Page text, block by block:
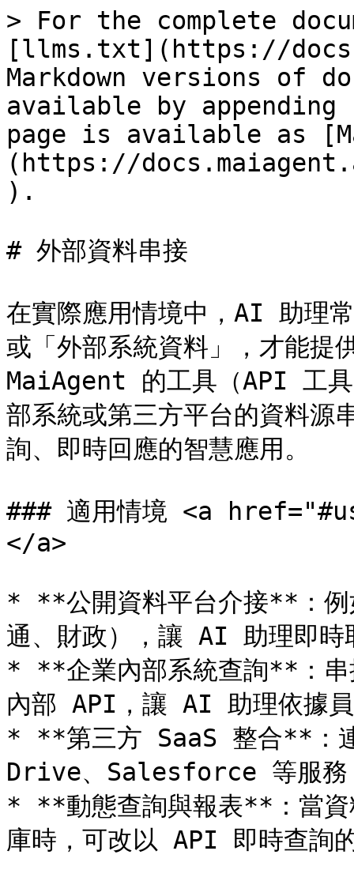
> For the complete
[llms.txt](https://
Markdown versions of
available by
page is available as
(https://
).
# 外部資料串接
在實際應用情境中，AI 助理
或「外部系統資料」，才能提
MaiAgent 的工具（API 工具
部系統或第三方平台的資料
詢、即時回應的智慧應用。
### 適用情境 <a
</a>
* **公開資料平台介接**：例
通、財政），讓 AI 助理即時
* **企業內部系統查詢**：串
內部 API，讓 AI 助理依據員
* **第三方 SaaS 整合**：
Drive、Salesforce 等服務
* **動態查詢與報表**：當資
庫時，可改以 API 即時查詢